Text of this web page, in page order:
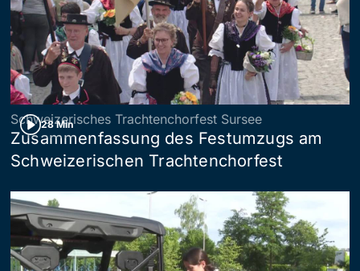
28 Min
Schweizerisches Trachtenchorfest Sursee
Zusammenfassung des Festumzugs am
Schweizerischen Trachtenchorfest